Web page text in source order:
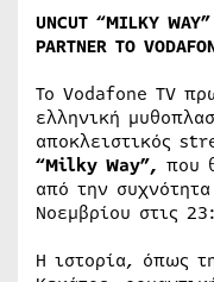
UNCUT “MILKY WAY”
PARTNER ΤΟ
Το Vodafone TV
ελληνική
αποκλειστικός
“Milky Way”, που
από την
Νοεμβρίου στις
Η ιστορία, όπως